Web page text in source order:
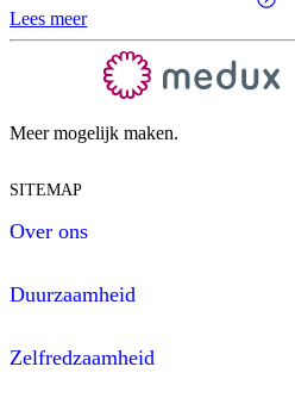
Lees meer
Meer mogelijk maken.
SITEMAP
Over ons
Duurzaamheid
Zelfredzaamheid